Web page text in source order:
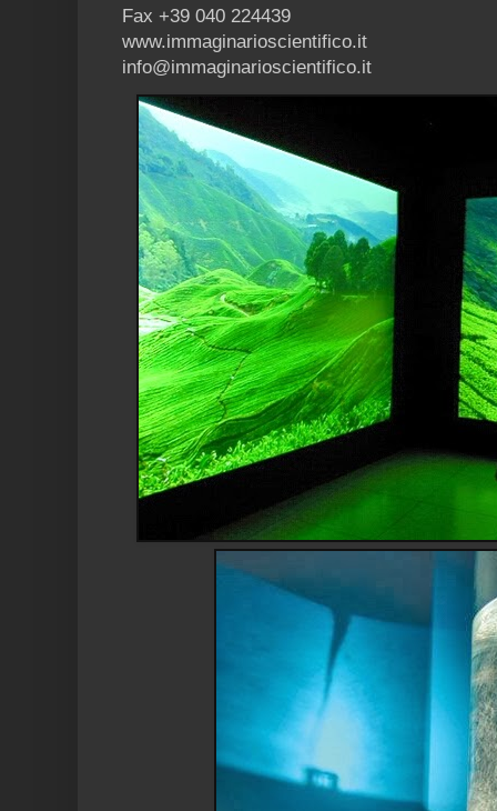
Fax +39 040 224439
www.immaginarioscientifico.it
info@immaginarioscientifico.it